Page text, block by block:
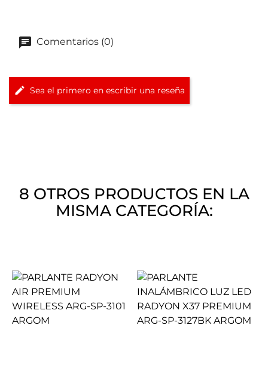
Comentarios (0)
Sea el primero en escribir una reseña
8 OTROS PRODUCTOS EN LA
MISMA CATEGORÍA: